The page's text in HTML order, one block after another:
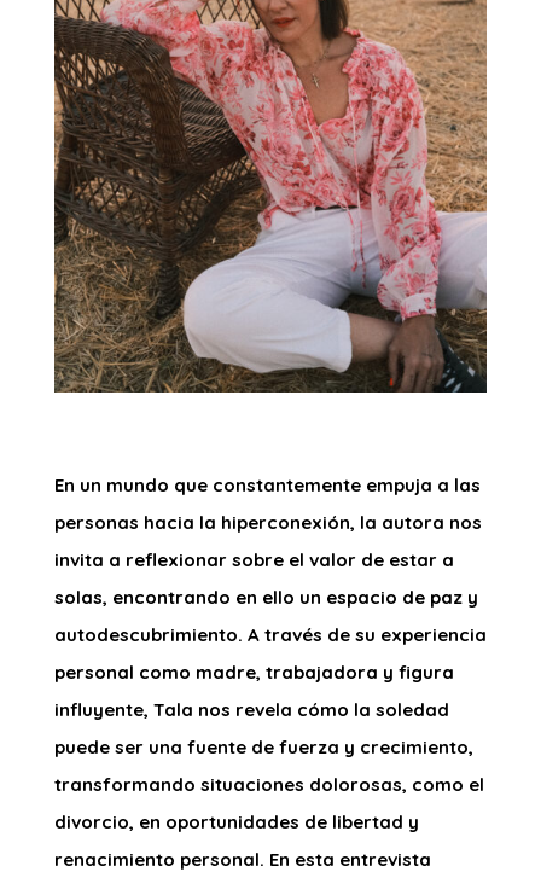
En un mundo que constantemente empuja a las
personas hacia la hiperconexión, la autora nos
invita a reflexionar sobre el valor de estar a
solas, encontrando en ello un espacio de paz y
autodescubrimiento. A través de su experiencia
personal como madre, trabajadora y figura
influyente, Tala nos revela cómo la soledad
puede ser una fuente de fuerza y crecimiento,
transformando situaciones dolorosas, como el
divorcio, en oportunidades de libertad y
renacimiento personal. En esta entrevista